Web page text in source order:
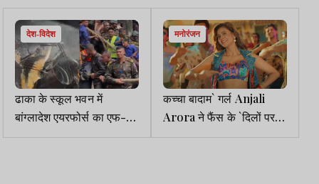
देश-विदेश
ढाका के स्कूल भवन में
बांग्लादेश एयरफोर्स का एफ-7
ट्रेनर विमान गिरा, 16 लोगों की
मनोरंजन
कच्चा बादाम` गर्ल Anjali
Arora ने फैंस के `दिलों पर
चलाई छुरियां`, बना नंबर 1 गाना